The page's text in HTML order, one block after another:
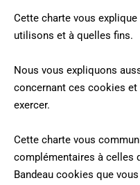
Cette charte vous
utilisons et à quelles fins.
Nous vous expliquons
concernant ces cookies
exercer.
Cette charte vous
complémentaires à celles
Bandeau cookies que